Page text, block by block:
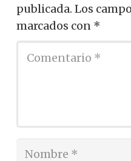
publicada. Los
marcados con *